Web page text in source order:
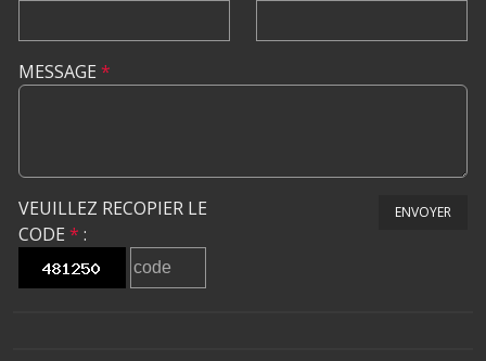
MESSAGE *
VEUILLEZ RECOPIER LE
CODE * :
ENVOYER